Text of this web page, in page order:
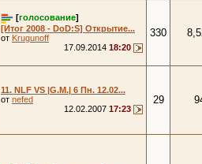
[голосование]
[Итог 2008 - DoD:S] Открытие...
от Krugunoff
17.09.2014 18:20
330
11. NLF VS |G.M.| 6 Пн. 12.02...
от nefed
12.02.2007 17:23
29